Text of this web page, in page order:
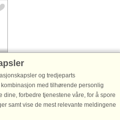
og tredjeparts
med tilhørende personlig
forbedre tjenestene våre, for å spore
samt vise de mest relevante meldingene